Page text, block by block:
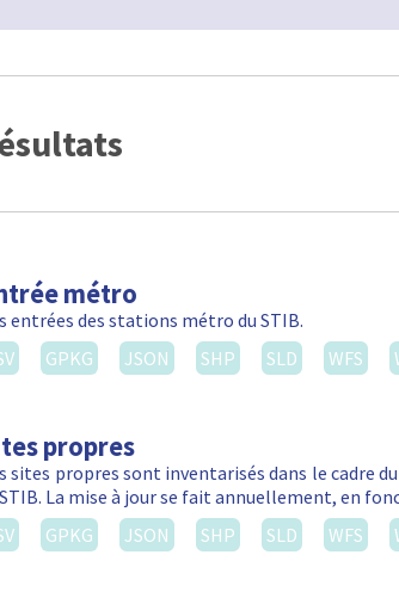
métro
entrées des stations métro du STIB.
GPKG JSON SHP SLD WFS
propres
sites propres sont inventarisés dans le cadre
La mise à jour se fait annuellement, en
GPKG JSON SHP SLD WFS